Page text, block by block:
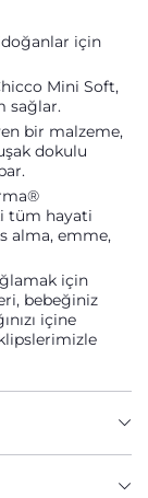
için
Mini Soft,
sağlar.
bir malzeme,
dokulu
tüm hayati
alma, emme,
için
bebeğiniz
içine